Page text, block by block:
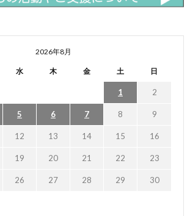
2026年8月
水 木 金 土 日
1 2
5 6 7 8 9
12 13 14 15 16
19 20 21 22 23
26 27 28 29 30